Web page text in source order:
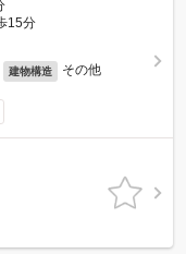
15分
建物構造 その他